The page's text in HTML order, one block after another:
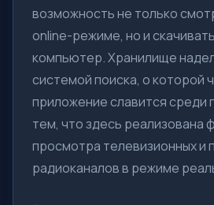
возможность не только
online-режиме, но и
компьютер. Хранилище
системой поиска, о которой
приложение славится среди
тем, что здесь реализована
просмотра телевизионных и
радиоканалов в режиме